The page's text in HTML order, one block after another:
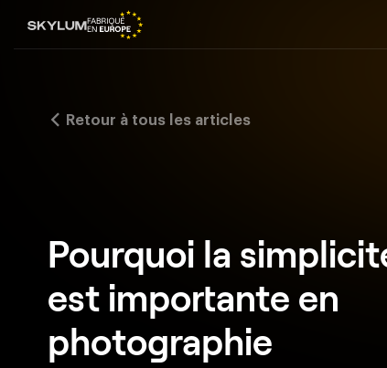
Retour à tous les articles
Pourquoi la
est importante en
photographie